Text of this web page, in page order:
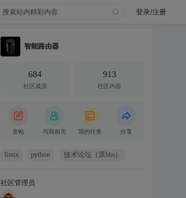
登录/注册
智能路由器
684
社区成员
913
社区内容
发帖 与我相关 我的任务 分享
linux python 技术论坛（原bbs）
社区管理员